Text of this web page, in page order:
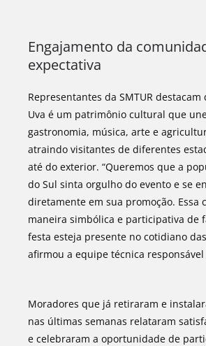
Engajamento da
expectativa
Representantes da SMTUR destacam
Uva é um patrimônio cultural que
gastronomia, música, arte e
atraindo visitantes de diferentes
até do exterior. “Queremos que a
do Sul sinta orgulho do evento e se
diretamente em sua promoção. Essa
maneira simbólica e participativa de
festa esteja presente no cotidiano das
afirmou a equipe técnica
Moradores que já retiraram e
nas últimas semanas relataram
e celebraram a oportunidade de